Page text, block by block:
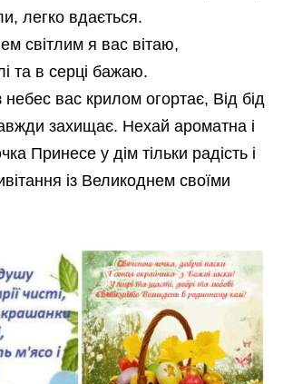
легко вдається.
світлим я вас вітаю,
та в серці бажаю.
вас крилом огортає, Від бід
захищає. Нехай ароматна і
Принесе у дім тільки радість і
із Великоднем своїми